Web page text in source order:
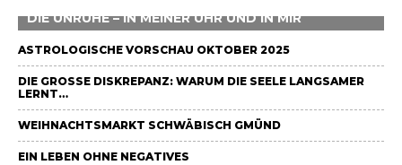
DIE UNRUHE – IN MEINER UHR UND IN MIR
ASTROLOGISCHE VORSCHAU OKTOBER 2025
DIE GROSSE DISKREPANZ: WARUM DIE SEELE LANGSAMER L
ERNT…
WEIHNACHTSMARKT SCHWÄBISCH GMÜND
EIN LEBEN OHNE NEGATIVES